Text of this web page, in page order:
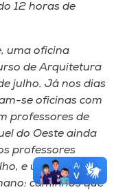
12 horas de
uma oficina
de Arquitetura
julho. Já nos dias
se oficinas com
professores de
do Oeste ainda
professores
e uma palestra
caminhos que